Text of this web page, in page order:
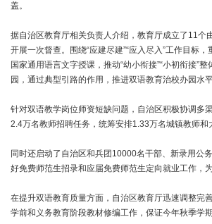
盖。
据自治区教育厅相关负责人介绍，教育厅成立了11
开展一次督查。围绕“应建尽建”“应入尽入”工作目标
国家通用语言文字授课，推动“幼小衔接”“小初衔接”
园，通过典型引路的作用，推进双语教育治校办园水
针对双语教学岗位师资短缺问题，自治区积极协调多
2.4万名教师招聘任务，统筹安排1.33万名城镇教师和
同时还启动了自治区和兵团10000名干部、新录用公
好免费师范生招录和应届免费师范生定向就业工作，
在提升双语教育质量方面，自治区教育厅迅速调整完
学前和义务教育阶段教材修编工作，保证今年秋季学期